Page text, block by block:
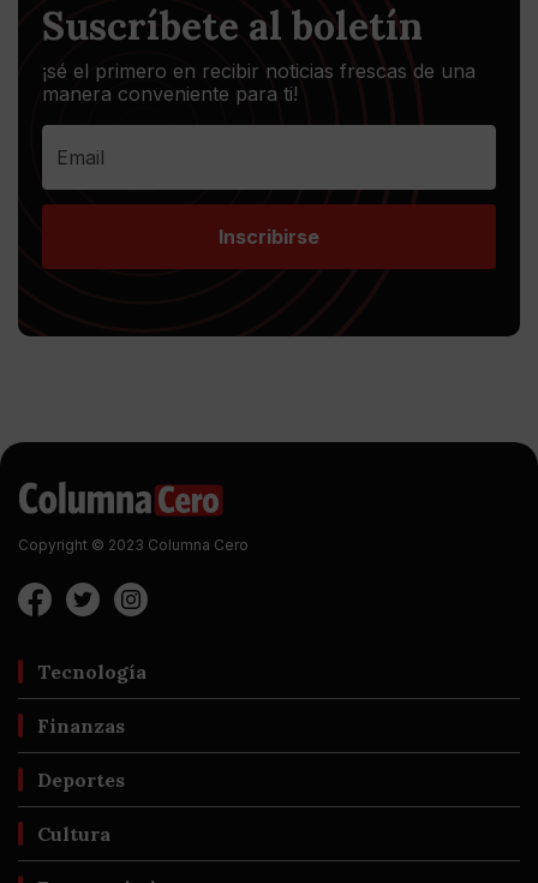
Suscríbete al boletín
¡sé el primero en recibir noticias frescas de una
manera conveniente para ti!
Inscribirse
Copyright © 2023 Columna Cero
Tecnología
Finanzas
Deportes
Cultura